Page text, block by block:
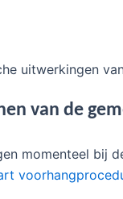
uitwerkingen
van de
momenteel bij